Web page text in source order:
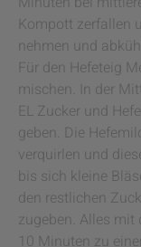
Kompott zerfallen
nehmen und
Für den Hefeteig
mischen. In der
EL Zucker und
geben. Die
verquirlen und
bis sich kleine
den restlichen
zugeben. Alles mit
10 Minuten zu